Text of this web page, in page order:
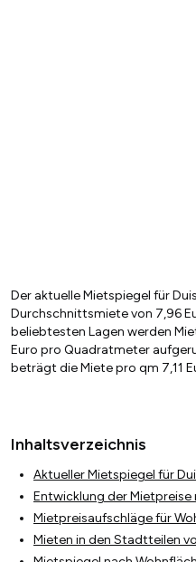
Der aktuelle Mietspiegel für
Durchschnittsmiete von 7,96
beliebtesten Lagen werden
Euro pro Quadratmeter
beträgt die Miete pro qm 7,11
Inhaltsverzeichnis
Aktueller Mietspiegel für
Entwicklung der Mietpreise
Mietpreisaufschläge für
Mieten in den Stadtteilen